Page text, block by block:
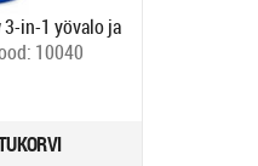
3-in-1 yövalo ja
10040